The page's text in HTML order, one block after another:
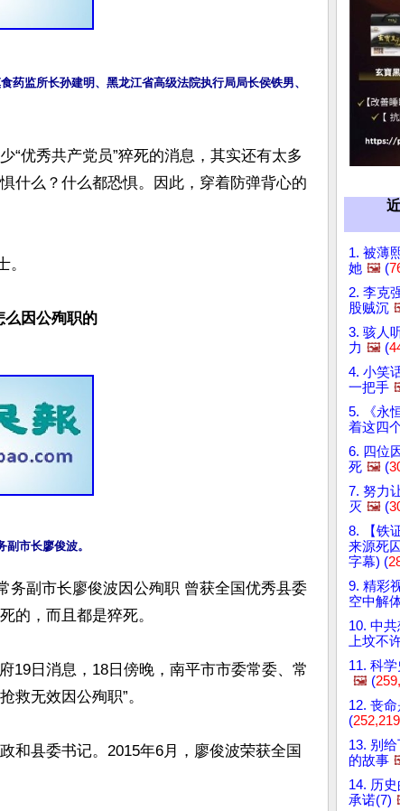
药监所长孙建明、黑龙江省高级法院执行局局长侯铁男、
“优秀共产党员”猝死的消息，其实还有太多
什么？什么都恐惧。因此，穿着防弹背心的
。
因公殉职的
市长廖俊波。
务副市长廖俊波因公殉职 曾获全国优秀县委
的，而且都是猝死。
19日消息，18日傍晚，南平市市委常委、常
救无效因公殉职”。
和县委书记。2015年6月，廖俊波荣获全国
1. 被薄
她 🖼️ (
2. 李克
股贼沉
3. 骇人
力 🖼️ (
4. 小笑
一把手
5. 《永
着这四
6. 四位
死 🖼️ (
7. 努力
灭 🖼️ (
8. 【铁
来源死
字幕) (
9. 精彩
空中解
10. 中
上坟不
11. 科
🖼️ (
12. 丧
(252,219
13. 别
的故事
14. 历
承诺(7)